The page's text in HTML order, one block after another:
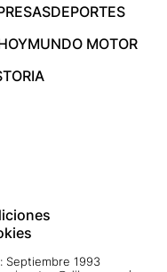
DEPORTES
MUNDO MOTOR
Septiembre 1993